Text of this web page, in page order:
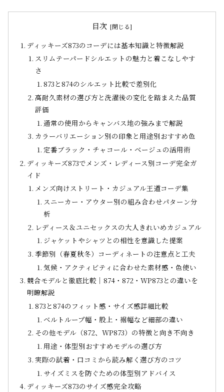
目次
ディッキーズ873のコーデには基本知識と特徴解説
スリムテーパードシルエットの魅力と着こなしやす
さ
873と874のシルエット比較で差別化
高耐久素材の選び方と洗濯後の変化を踏まえた品質
評価
通常の使用からキャンバス地の強みまで解説
カラーバリエーション別の印象と用途別おすすめ色
定番ブラック・チャコール・ベージュの活用術
ディッキーズ873でメンズ・レディース別コーデ完全ガ
イド
メンズ向けストリート・カジュアル王道コーデ集
スニーカー・アウター別の組み合わせパターン分
析
レディース＆ユニセックスの大人きれいめカジュアル
ジャケットやシャツとの相性を意識した提案
季節別（春夏秋冬）コーディネートの注意点と工夫
気候・アクティビティに合わせた素材感・色使い
競合モデルと徹底比較｜874・872・WP873との違いを
明瞭解説
873と874のフィット感・サイズ感詳細比較
ベルトループ幅・股上・裾幅など細部の違い
その他モデル（872、WP873）の特徴と向き不向き
用途・体型別おすすめモデルの選び方
実際の試着・口コミから読み解く選び方のコツ
サイズミスを防ぐための体型別アドバイス
ディッキーズ873のサイズ感完全攻略